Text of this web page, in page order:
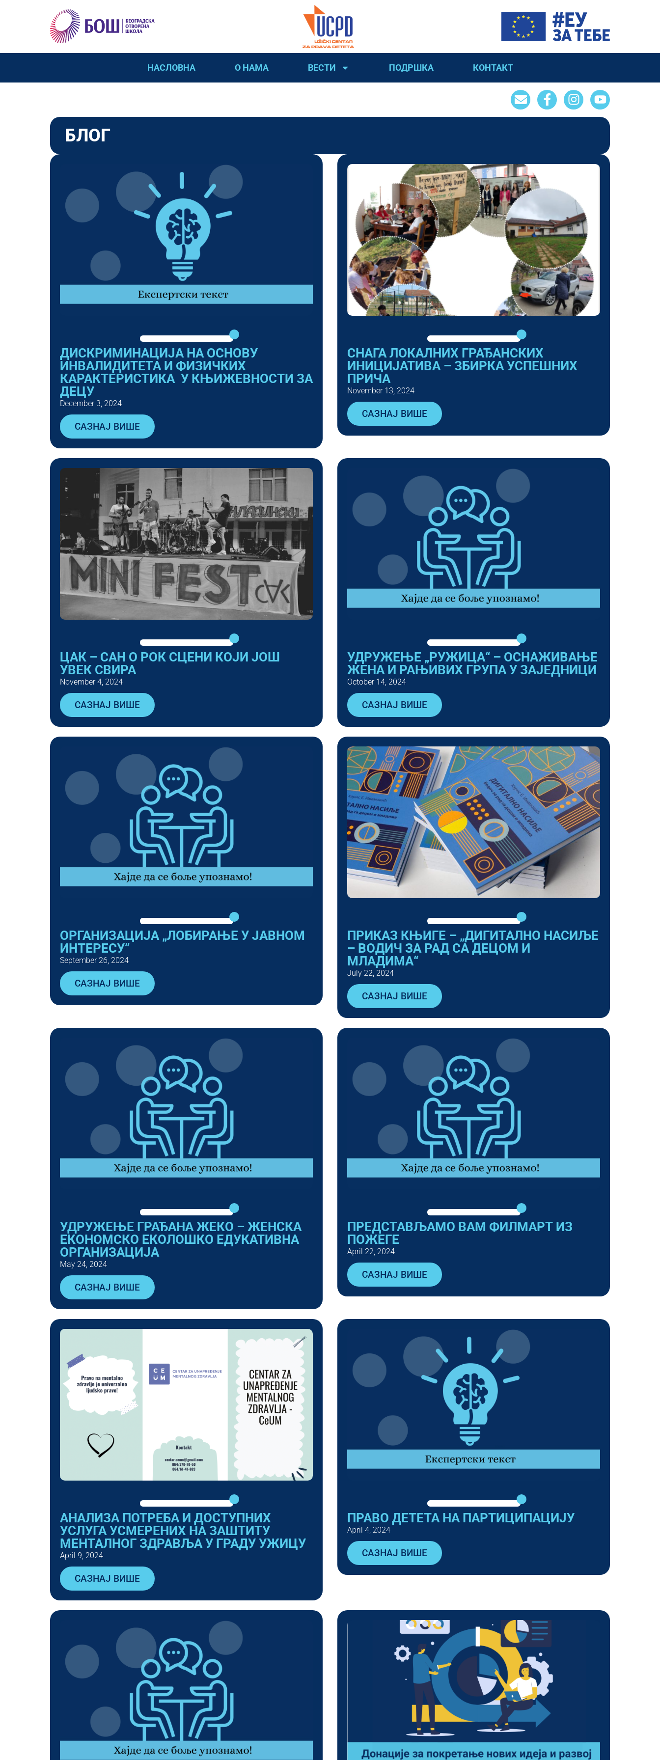
НАСЛОВНА О НАМА ВЕСТИ ПОДРШКА КОНТАКТ
БЛОГ
ДИСКРИМИНАЦИЈА НА ОСНОВУ
ИНВАЛИДИТЕТА И ФИЗИЧКИХ
КАРАКТЕРИСТИКА У КЊИЖЕВНОСТИ ЗА
ДЕЦУ
December 3, 2024
САЗНАЈ ВИШЕ
СНАГА ЛОКАЛНИХ ГРАЂАНСКИХ
ИНИЦИЈАТИВА – ЗБИРКА УСПЕШНИХ
ПРИЧА
November 13, 2024
САЗНАЈ ВИШЕ
ЦАК – САН О РОК СЦЕНИ КОЈИ ЈОШ
УВЕК СВИРА
November 4, 2024
САЗНАЈ ВИШЕ
УДРУЖЕЊЕ „РУЖИЦА“ – ОСНАЖИВАЊЕ
ЖЕНА И РАЊИВИХ ГРУПА У ЗАЈЕДНИЦИ
October 14, 2024
САЗНАЈ ВИШЕ
ОРГАНИЗАЦИЈА „ЛОБИРАЊЕ У ЈАВНОМ
ИНТЕРЕСУ”
September 26, 2024
САЗНАЈ ВИШЕ
ПРИКАЗ КЊИГЕ – „ДИГИТАЛНО НАСИЉЕ
– ВОДИЧ ЗА РАД СА ДЕЦОМ И
МЛАДИМА“
July 22, 2024
САЗНАЈ ВИШЕ
УДРУЖЕЊЕ ГРАЂАНА ЖЕКО – ЖЕНСКА
ЕКОНОМСКО ЕКОЛОШКО ЕДУКАТИВНА
ОРГАНИЗАЦИЈА
May 24, 2024
САЗНАЈ ВИШЕ
ПРЕДСТАВЉАМО ВАМ ФИЛМАРТ ИЗ
ПОЖЕГЕ
April 22, 2024
САЗНАЈ ВИШЕ
АНАЛИЗА ПОТРЕБА И ДОСТУПНИХ
УСЛУГА УСМЕРЕНИХ НА ЗАШТИТУ
МEНТАЛНОГ ЗДРАВЉА У ГРАДУ УЖИЦУ
April 9, 2024
САЗНАЈ ВИШЕ
ПРАВО ДЕТЕТА НА ПАРТИЦИПАЦИЈУ
April 4, 2024
САЗНАЈ ВИШЕ